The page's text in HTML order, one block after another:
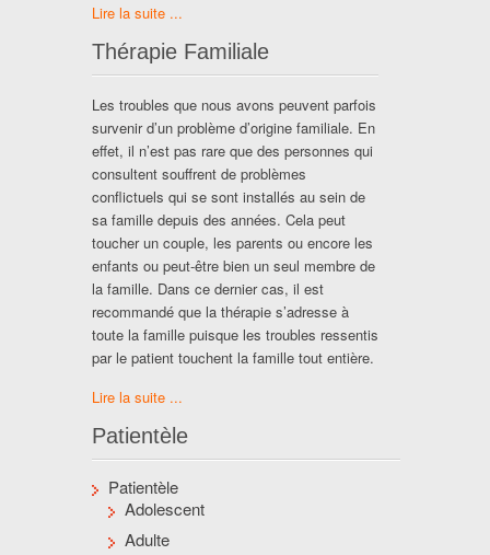
Lire la suite ...
Thérapie Familiale
Les troubles que nous avons peuvent parfois
survenir d’un problème d’origine familiale. En
effet, il n’est pas rare que des personnes qui
consultent souffrent de problèmes
conflictuels qui se sont installés au sein de
sa famille depuis des années. Cela peut
toucher un couple, les parents ou encore les
enfants ou peut-être bien un seul membre de
la famille. Dans ce dernier cas, il est
recommandé que la thérapie s’adresse à
toute la famille puisque les troubles ressentis
par le patient touchent la famille tout entière.
Lire la suite ...
Patientèle
Patientèle
Adolescent
Adulte